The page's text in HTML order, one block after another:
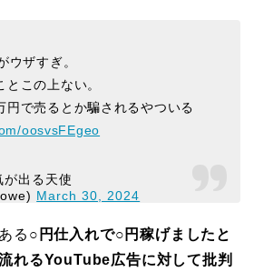
ウザすぎ。
とこの上ない。
円で売るとか騙されるやついる
oosvsFEgeo
出る天使
March 30, 2024
る ○円仕入れで○円稼げましたと
れるYouTube広告に対して批判